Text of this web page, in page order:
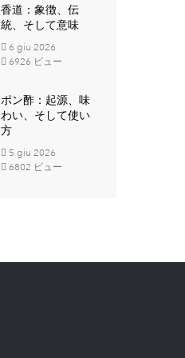
香道：象徴、伝
統、そして意味
6 giu 2026
6926 ビュー
ポン酢：起源、味
わい、そして使い
方
5 giu 2026
6802 ビュー